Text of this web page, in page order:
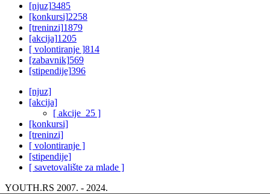
[njuz]3485
[konkursi]2258
[treninzi]1879
[akcija]1205
[ volontiranje ]814
[zabavnik]569
[stipendije]396
[njuz]
[akcija]
[ akcije_25 ]
[konkursi]
[treninzi]
[ volontiranje ]
[stipendije]
[ savetovalište za mlade ]
YOUTH.RS 2007. - 2024.